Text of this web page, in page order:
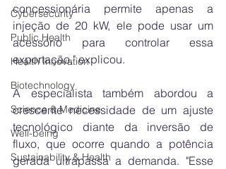
Cybersecurity
Public Health
Health Innovation
Biotechnology
Science & Medicine
Well-being
Sustainability & Health
concessionária permite apenas a
injeção de 20 kW, ele pode usar um
acessório para controlar essa
exportação," explicou.
A especialista também abordou a
crescente necessidade de um ajuste
tecnológico diante da inversão de
fluxo, que ocorre quando a potência
gerada ultrapassa a demanda. "Esse